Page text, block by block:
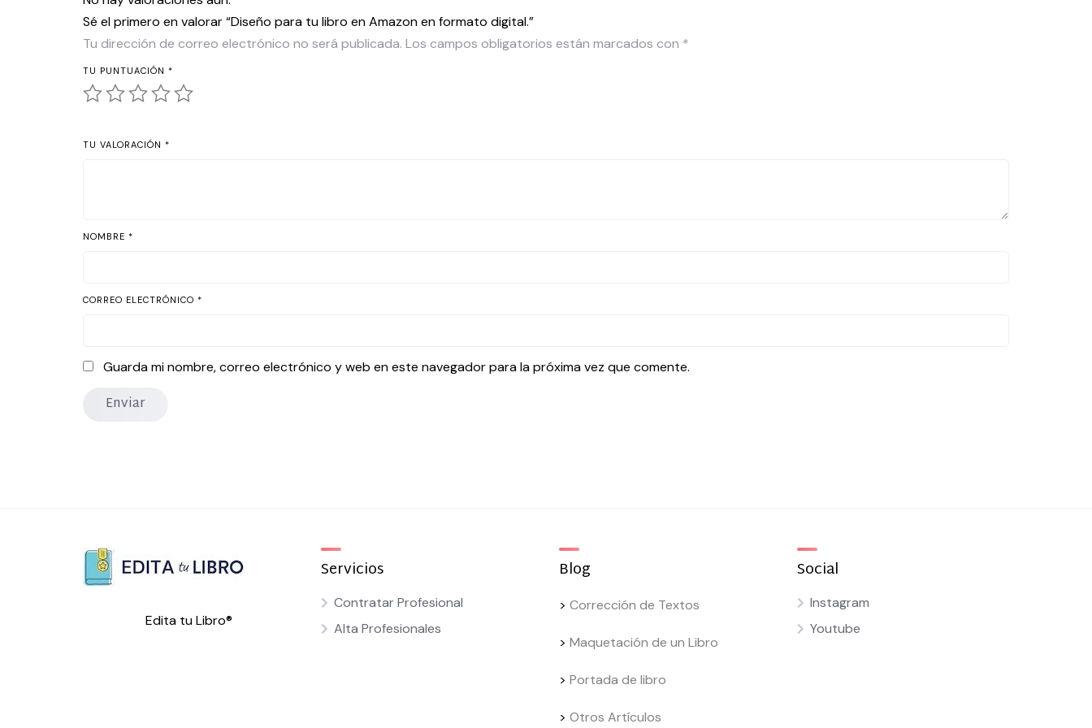
Sé el primero en valorar “Diseño para tu libro en Amazon en formato digital.”
Tu dirección de correo electrónico no será publicada. Los campos obligatorios están marcados con *
TU PUNTUACIÓN *
TU VALORACIÓN *
NOMBRE *
CORREO ELECTRÓNICO *
Guarda mi nombre, correo electrónico y web en este navegador para la próxima vez que comente.
Edita tu Libro®
Servicios
Contratar Profesional
Alta Profesionales
Blog
> Corrección de Textos
> Maquetación de un Libro
> Portada de libro
> Otros Artículos
Social
Instagram
Youtube